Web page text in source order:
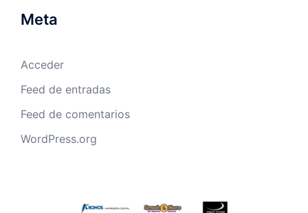
Meta
Acceder
Feed de entradas
Feed de comentarios
WordPress.org